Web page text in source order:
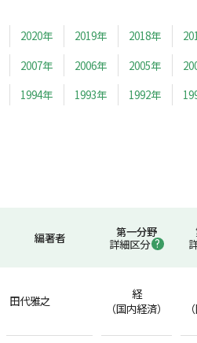
2020年 2019年 2018年
2007年 2006年 2005年
1994年 1993年 1992年
編著者
第一分野
詳細区分
田代雅之
経
（国内経済）